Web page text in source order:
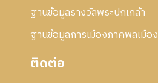
ฐานข้อมูลรางวัลพระปกเกล้า
ฐานข้อมูลการเมืองภาคพลเมือง
ติดต่อ